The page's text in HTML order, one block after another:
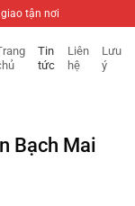
tận nơi
Tin
tức
Liên
hệ
Lưu
ý
Bạch Mai